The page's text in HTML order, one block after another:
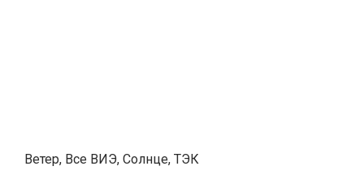
Ветер, Все ВИЭ, Солнце, ТЭК